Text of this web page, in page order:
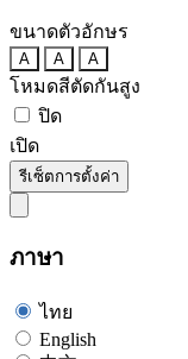
ขนาดตัวอักษร
A A A
โหมดสีตัดกันสูง
ปิด
เปิด
รีเซ็ตการตั้งค่า
ภาษา
ไทย
English